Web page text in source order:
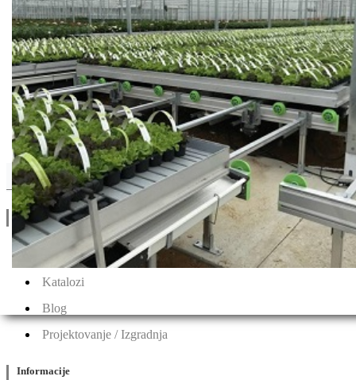
Clause
Drugi Proizvodi od Clause
Linkovi
O Nama
Katalozi
Blog
Projektovanje / Izgradnja
Informacije